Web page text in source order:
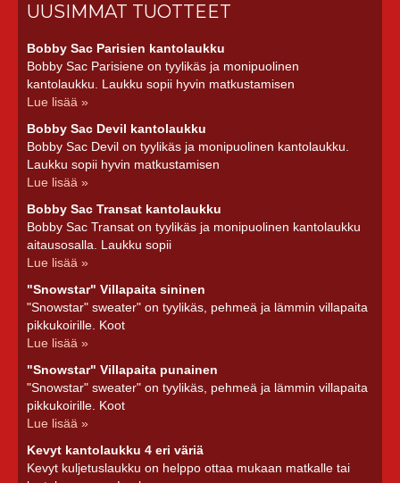
UUSIMMAT TUOTTEET
Bobby Sac Parisien kantolaukku
Bobby Sac Parisiene on tyylikäs ja monipuolinen
kantolaukku. Laukku sopii hyvin matkustamisen
Lue lisää »
Bobby Sac Devil kantolaukku
Bobby Sac Devil on tyylikäs ja monipuolinen kantolaukku.
Laukku sopii hyvin matkustamisen
Lue lisää »
Bobby Sac Transat kantolaukku
Bobby Sac Transat on tyylikäs ja monipuolinen kantolaukku
aitausosalla. Laukku sopii
Lue lisää »
"Snowstar" Villapaita sininen
"Snowstar" sweater" on tyylikäs, pehmeä ja lämmin villapaita
pikkukoirille. Koot
Lue lisää »
"Snowstar" Villapaita punainen
"Snowstar" sweater" on tyylikäs, pehmeä ja lämmin villapaita
pikkukoirille. Koot
Lue lisää »
Kevyt kantolaukku 4 eri väriä
Kevyt kuljetuslaukku on helppo ottaa mukaan matkalle tai